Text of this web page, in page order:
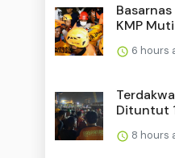
KMP
6 hours
Dituntut
8 hours